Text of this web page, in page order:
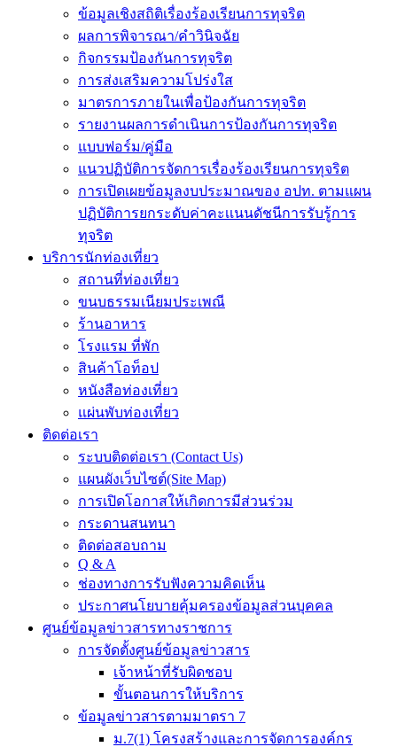
ข้อมูลเชิงสถิติเรื่องร้องเรียนการทุจริต
ผลการพิจารณา/คำวินิจฉัย
กิจกรรมป้องกันการทุจริต
การส่งเสริมความโปร่งใส
มาตรการภายในเพื่อป้องกันการทุจริต
รายงานผลการดำเนินการป้องกันการทุจริต
แบบฟอร์ม/คู่มือ
แนวปฏิบัติการจัดการเรื่องร้องเรียนการทุจริต
การเปิดเผยข้อมูลงบประมาณของ อปท. ตามแผน
ปฏิบัติการยกระดับค่าคะเเนนดัชนีการรับรู้การ
ทุจริต
บริการนักท่องเที่ยว
สถานที่ท่องเที่ยว
ขนบธรรมเนียมประเพณี
ร้านอาหาร
โรงแรม ที่พัก
สินค้าโอท็อป
หนังสือท่องเที่ยว
แผ่นพับท่องเที่ยว
ติดต่อเรา
ระบบติดต่อเรา (Contact Us)
แผนผังเว็บไซต์(Site Map)
การเปิดโอกาสให้เกิดการมีส่วนร่วม
กระดานสนทนา
ติดต่อสอบถาม
Q & A
ช่องทางการรับฟังความคิดเห็น
ประกาศนโยบายคุ้มครองข้อมูลส่วนบุคคล
ศูนย์ข้อมูลข่าวสารทางราชการ
การจัดตั้งศูนย์ข้อมูลข่าวสาร
เจ้าหน้าที่รับผิดชอบ
ขั้นตอนการให้บริการ
ข้อมูลข่าวสารตามมาตรา 7
ม.7(1) โครงสร้างและการจัดการองค์กร